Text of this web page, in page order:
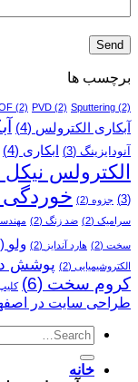
برچسب ها
(2) PVD (2) Sputtering (2)
آبکاری الکترولس (4)
آنودایزینگ (3) ابکاری (4)
الکترولس نیکل
(3)
جزوه (2) خوردگی
سرامیک (2) ضد زنگ (2)
سخت (2) هارد آندایز (2) ولو (4)
الکتروشیمیایی (2) پوشش
کروم سخت (6)
طراحی سایت در
خانه